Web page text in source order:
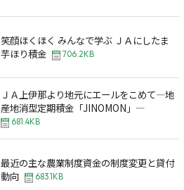
笑顔ほくほく みんなで学ぶ ＪＡにしたま
芋ほり積金
706.2KB
ＪＡ上伊那より地元にエールをこめて―地
産地消型定期積金「JINOMON」―
681.4KB
最近の主な農業制度資金の制度変更と貸付
動向
683.1KB